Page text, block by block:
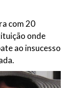
com 20
onde
ao insucesso